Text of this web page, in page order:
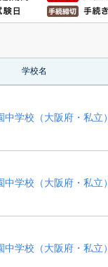
学校名
学校（大阪府・私立）
学校（大阪府・私立）
学校（大阪府・私立）